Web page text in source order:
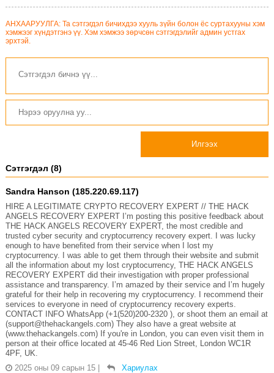
АНХААРУУЛГА: Та сэтгэгдэл бичихдээ хууль зүйн болон ёс суртахууны хэм
хэмжээг хүндэтгэнэ үү. Хэм хэмжээ зөрчсөн сэтгэгдэлийг админ устгах
эрхтэй.
Илгээх
Сэтгэгдэл (8)
Sandra Hanson (185.220.69.117)
HIRE A LEGITIMATE CRYPTO RECOVERY EXPERT // THE HACK
ANGELS RECOVERY EXPERT I’m posting this positive feedback about
THE HACK ANGELS RECOVERY EXPERT, the most credible and
trusted cyber security and cryptocurrency recovery expert. I was lucky
enough to have benefited from their service when I lost my
cryptocurrency. I was able to get them through their website and submit
all the information about my lost cryptocurrency, THE HACK ANGELS
RECOVERY EXPERT did their investigation with proper professional
assistance and transparency. I’m amazed by their service and I’m hugely
grateful for their help in recovering my cryptocurrency. I recommend their
services to everyone in need of cryptocurrency recovery experts.
CONTACT INFO WhatsApp (+1(520)200-2320 ), or shoot them an email at
(support@thehackangels.com) They also have a great website at
(www.thehackangels.com) If you're in London, you can even visit them in
person at their office located at 45-46 Red Lion Street, London WC1R
4PF, UK.
2025 оны 09 сарын 15
Хариулах